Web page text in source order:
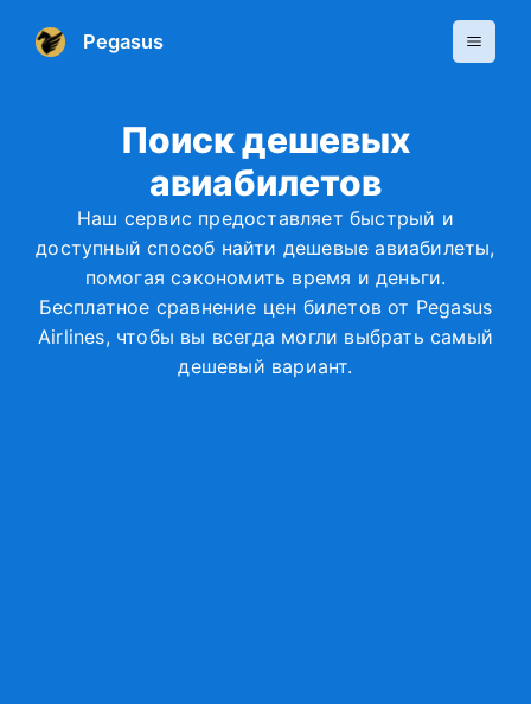
Pegasus
Main
Поиск дешевых
авиабилетов
Наш сервис предоставляет быстрый и
доступный способ найти дешевые авиабилеты,
помогая сэкономить время и деньги.
Бесплатное сравнение цен билетов от Pegasus
Airlines, чтобы вы всегда могли выбрать самый
дешевый вариант.